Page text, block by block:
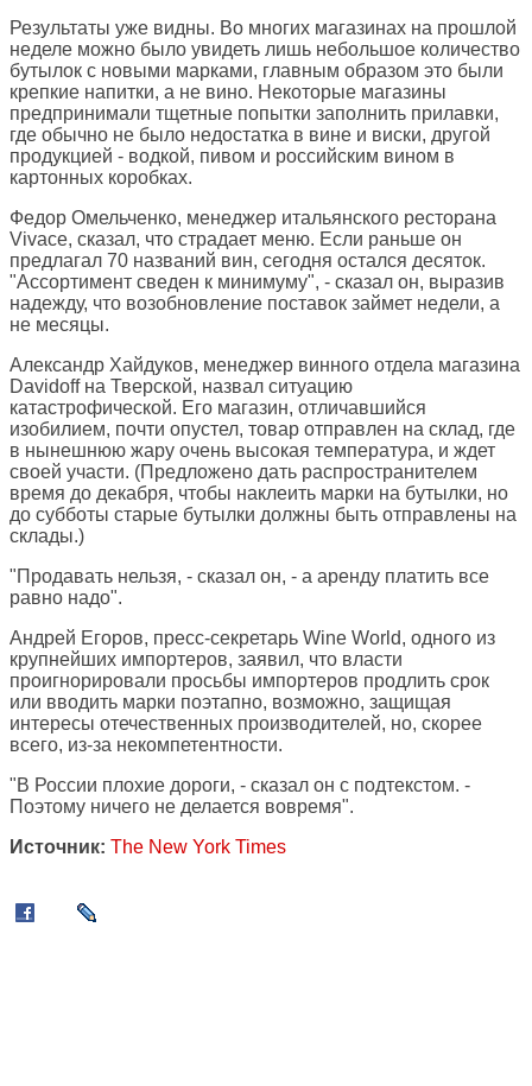
Результаты уже видны. Во многих магазинах на прошлой
неделе можно было увидеть лишь небольшое количество
бутылок с новыми марками, главным образом это были
крепкие напитки, а не вино. Некоторые магазины
предпринимали тщетные попытки заполнить прилавки,
где обычно не было недостатка в вине и виски, другой
продукцией - водкой, пивом и российским вином в
картонных коробках.
Федор Омельченко, менеджер итальянского ресторана
Vivace, сказал, что страдает меню. Если раньше он
предлагал 70 названий вин, сегодня остался десяток.
"Ассортимент сведен к минимуму", - сказал он, выразив
надежду, что возобновление поставок займет недели, а
не месяцы.
Александр Хайдуков, менеджер винного отдела магазина
Davidoff на Тверской, назвал ситуацию
катастрофической. Его магазин, отличавшийся
изобилием, почти опустел, товар отправлен на склад, где
в нынешнюю жару очень высокая температура, и ждет
своей участи. (Предложено дать распространителем
время до декабря, чтобы наклеить марки на бутылки, но
до субботы старые бутылки должны быть отправлены на
склады.)
"Продавать нельзя, - сказал он, - а аренду платить все
равно надо".
Андрей Егоров, пресс-секретарь Wine World, одного из
крупнейших импортеров, заявил, что власти
проигнорировали просьбы импортеров продлить срок
или вводить марки поэтапно, возможно, защищая
интересы отечественных производителей, но, скорее
всего, из-за некомпетентности.
"В России плохие дороги, - сказал он с подтекстом. -
Поэтому ничего не делается вовремя".
Источник: The New York Times